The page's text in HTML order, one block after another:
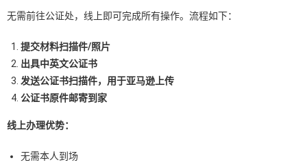
无需前往公证处，线上即可完成所有操作。流程如下：
提交材料扫描件/照片
出具中英文公证书
发送公证书扫描件，用于亚马逊上传
公证书原件邮寄到家
线上办理优势：
无需本人到场